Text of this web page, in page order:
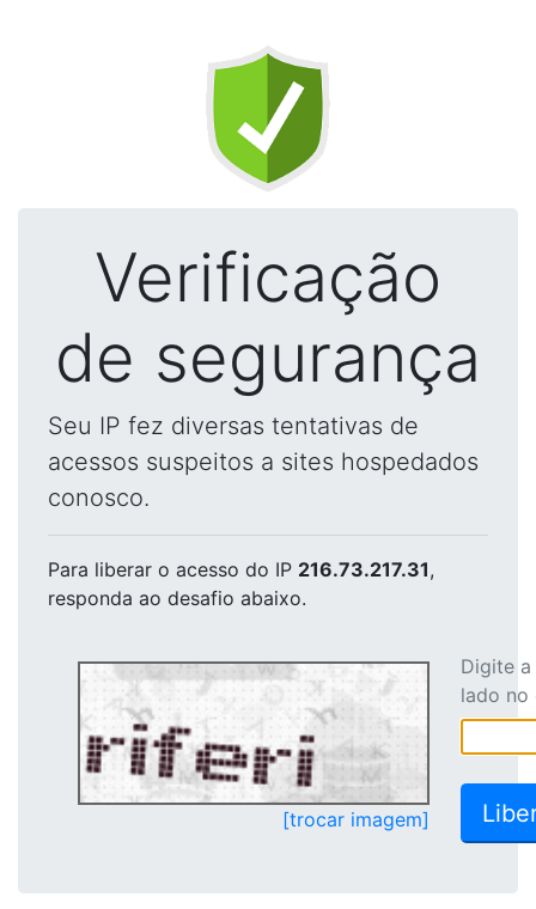
Verificação
de segurança
Seu IP fez diversas tentativas de
acessos suspeitos a sites hospedados
conosco.
Para liberar o acesso do IP 216.73.217.31,
responda ao desafio abaixo.
[trocar imagem]
Digite
lado no